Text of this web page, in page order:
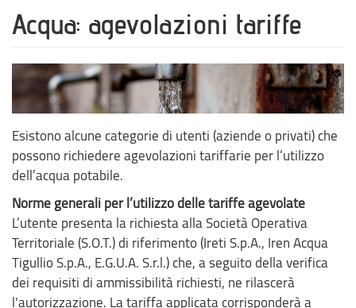
Acqua: agevolazioni tariffe
Esistono alcune categorie di utenti (aziende o privati) che
possono richiedere agevolazioni tariffarie per l’utilizzo
dell’acqua potabile.
Norme generali per l’utilizzo delle tariffe agevolate
L’utente presenta la richiesta alla Società Operativa
Territoriale (S.O.T.) di riferimento (Ireti S.p.A., Iren Acqua
Tigullio S.p.A., E.G.U.A. S.r.l.) che, a seguito della verifica
dei requisiti di ammissibilità richiesti, ne rilascerà
l'autorizzazione. La tariffa applicata corrisponderà a